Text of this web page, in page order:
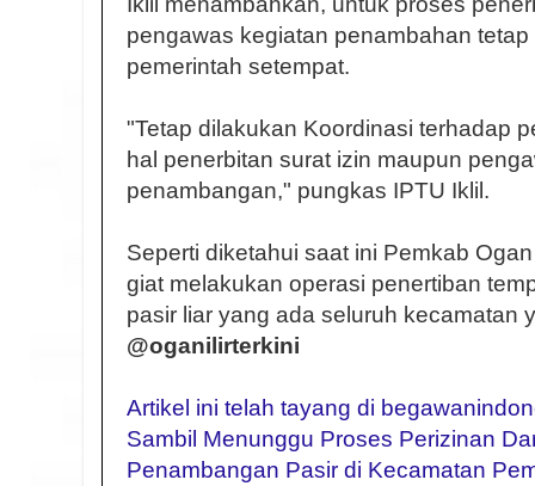
pengawas kegiatan penambahan
pemerintah setempat.
"Tetap dilakukan Koordinasi terhadap
hal penerbitan surat izin maupun
penambangan," pungkas IPTU Iklil.
Seperti diketahui saat ini Pemkab
giat melakukan operasi penertiban
pasir liar yang ada seluruh kecamatan
@oganilirterkini
Artikel ini telah tayang di
Sambil Menunggu Proses Perizinan
Penambangan Pasir di Kecamatan